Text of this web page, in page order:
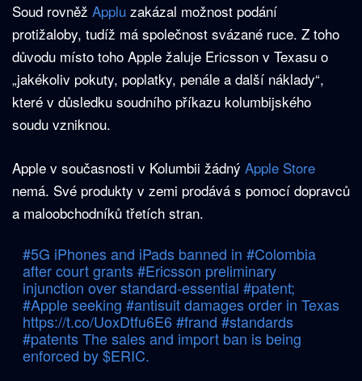
Soud rovněž Applu zakázal možnost podání
protižaloby, tudíž má společnost svázané ruce. Z toho
důvodu místo toho Apple žaluje Ericsson v Texasu o
„jakékoliv pokuty, poplatky, penále a další náklady“,
které v důsledku soudního příkazu kolumbijského
soudu vzniknou.
Apple v současnosti v Kolumbii žádný Apple Store
nemá. Své produkty v zemi prodává s pomocí dopravců
a maloobchodníků třetích stran.
#5G iPhones and iPads banned in #Colombia
after court grants#Ericsson preliminary
injunction over standard-essential #patent;
#Appleseeking #antisuitdamages order in Texas
https://t.co/UoxDtfu6E6 #frand #standards
#patentsThe sales and import ban is being
enforced by$ERIC.